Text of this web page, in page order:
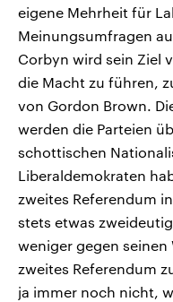
eigene Mehrheit für
Meinungsumfragen
Corbyn wird sein Ziel
die Macht zu führen,
von Gordon Brown.
werden die Parteien
schottischen
Liberaldemokraten
zweites Referendum
stets etwas
weniger gegen
zweites Referendum
ja immer noch nicht,